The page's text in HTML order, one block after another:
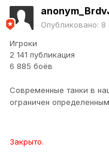
Опубликовано: 8
Игроки
2 141 публикация
6 885 боёв
Современные танки в
ограничен
Закрыто.